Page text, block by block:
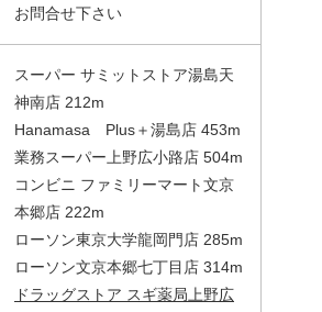
お問合せ下さい
スーパー サミットストア湯島天
神南店 212m
Hanamasa Plus＋湯島店 453m
業務スーパー上野広小路店 504m
コンビニ ファミリーマート文京
本郷店 222m
ローソン東京大学龍岡門店 285m
ローソン文京本郷七丁目店 314m
ドラッグストア スギ薬局上野広